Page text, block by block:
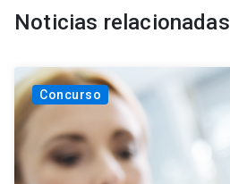
Noticias relacionadas
Concurso